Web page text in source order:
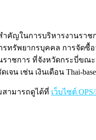
ญในการบริหารงานรา
รัพยากรบุคคล การจัดซื้
ราชการ ที่จังหวัดกระบี่
จน เช่น เงินเดือน Thai-
สามารถดูได้ที่ เว็บไซต์